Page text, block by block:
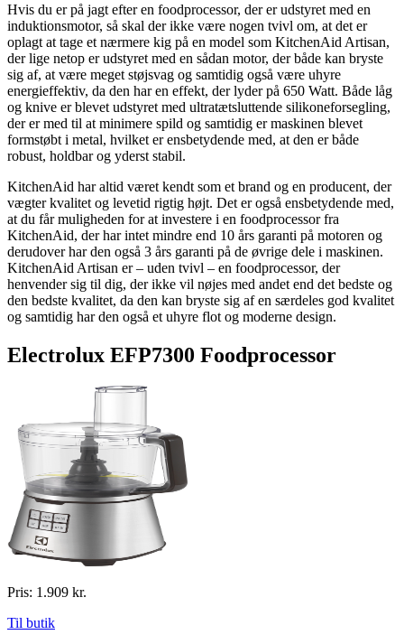
Hvis du er på jagt efter en foodprocessor, der er udstyret med en
induktionsmotor, så skal der ikke være nogen tvivl om, at det er
oplagt at tage et nærmere kig på en model som KitchenAid Artisan,
der lige netop er udstyret med en sådan motor, der både kan bryste
sig af, at være meget støjsvag og samtidig også være uhyre
energieffektiv, da den har en effekt, der lyder på 650 Watt. Både låg
og knive er blevet udstyret med ultratætsluttende silikoneforsegling,
der er med til at minimere spild og samtidig er maskinen blevet
formstøbt i metal, hvilket er ensbetydende med, at den er både
robust, holdbar og yderst stabil.
KitchenAid har altid været kendt som et brand og en producent, der
vægter kvalitet og levetid rigtig højt. Det er også ensbetydende med,
at du får muligheden for at investere i en foodprocessor fra
KitchenAid, der har intet mindre end 10 års garanti på motoren og
derudover har den også 3 års garanti på de øvrige dele i maskinen.
KitchenAid Artisan er – uden tvivl – en foodprocessor, der
henvender sig til dig, der ikke vil nøjes med andet end det bedste og
den bedste kvalitet, da den kan bryste sig af en særdeles god kvalitet
og samtidig har den også et uhyre flot og moderne design.
Electrolux EFP7300 Foodprocessor
Pris: 1.909 kr.
Til butik